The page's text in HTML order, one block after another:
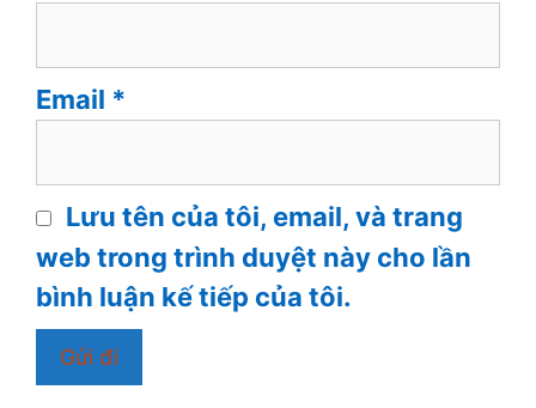
Email *
Lưu tên của tôi, email, và trang
web trong trình duyệt này cho lần
bình luận kế tiếp của tôi.